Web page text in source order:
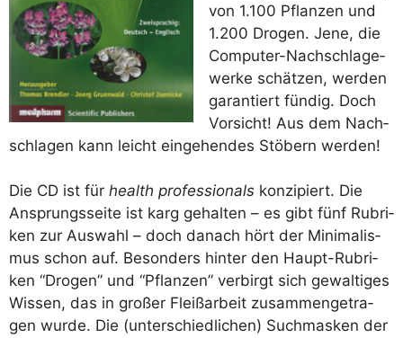
von 1.100 Pflan­zen und
1.200 Dro­gen. Jene, die
Com­pu­ter-Nach­schla­ge­
wer­ke schät­zen, wer­den
garan­tiert fün­dig. Doch
Vor­sicht! Aus dem Nach­
schla­gen kann leicht ein­ge­hen­des Stö­bern werden!
Die CD ist für health pro­fes­sio­nals kon­zi­piert. Die
Ansprungs­sei­te ist karg gehal­ten – es gibt fünf Rubri­
ken zur Aus­wahl – doch danach hört der Mini­ma­lis­
mus schon auf. Beson­ders hin­ter den Haupt-Rubri­
ken “Dro­gen” und “Pflan­zen” ver­birgt sich gewal­ti­ges
Wis­sen, das in gro­ßer Fleiß­ar­beit zusam­men­ge­tra­
gen wur­de. Die (unter­schied­li­chen) Such­mas­ken der